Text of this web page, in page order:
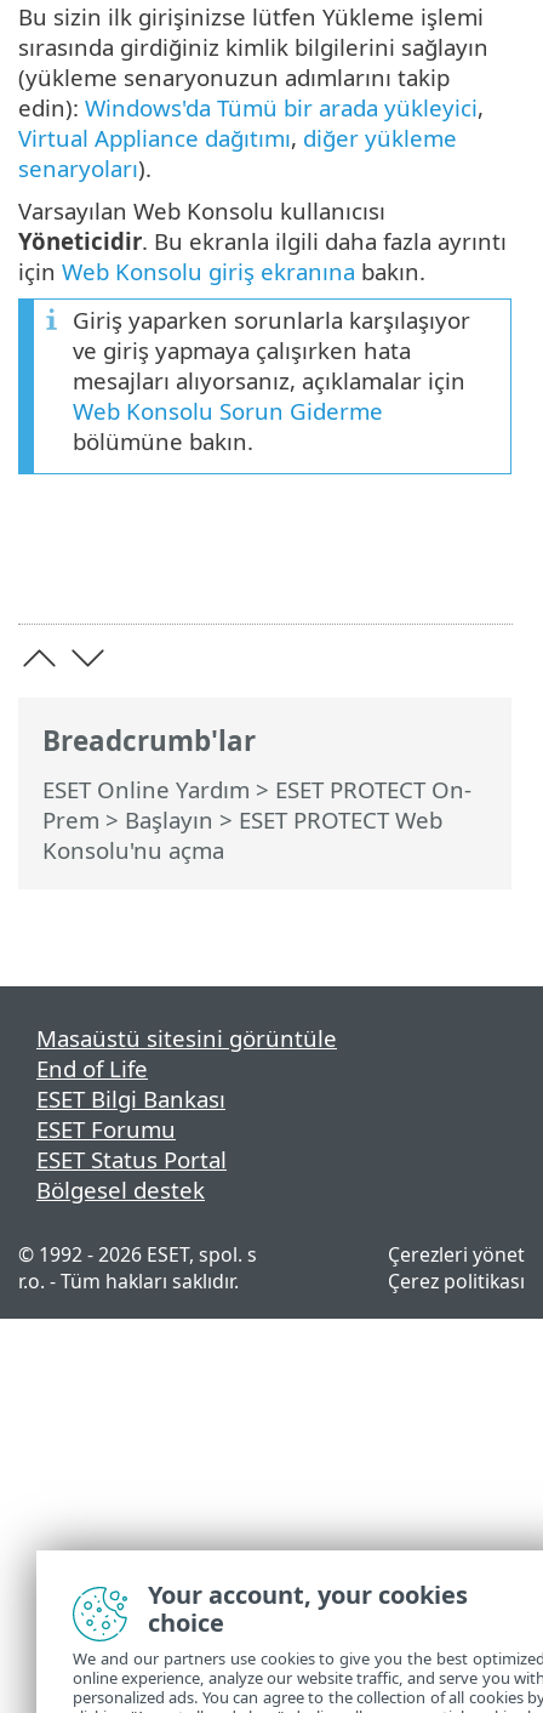
Breadcrumb'lar
ESET Online Yardım > ESET PROTECT On-
Prem > Başlayın > ESET PROTECT Web
Konsolu'nu açma
Bu sizin ilk girişinizse lütfen Yükleme işlemi
sırasında girdiğiniz kimlik bilgilerini sağlayın
(yükleme senaryonuzun adımlarını takip
edin): Windows'da Tümü bir arada yükleyici,
Virtual Appliance dağıtımı, diğer yükleme
senaryoları).
Varsayılan Web Konsolu kullanıcısı
Yöneticidir. Bu ekranla ilgili daha fazla ayrıntı
için Web Konsolu giriş ekranına bakın.
Giriş yaparken sorunlarla karşılaşıyor
ve giriş yapmaya çalışırken hata
mesajları alıyorsanız, açıklamalar için
Web Konsolu Sorun Giderme
bölümüne bakın.
Masaüstü sitesini görüntüle
End of Life
ESET Bilgi Bankası
ESET Forumu
ESET Status Portal
Bölgesel destek
© 1992 - 2026 ESET, spol. s
r.o. - Tüm hakları saklıdır.
Çerezleri yönet
Çerez politikası
Your account, your cookies
choice
We and our partners use cookies to give you the best
online experience, analyze our website traffic, and serve you
personalized ads. You can agree to the collection of all cookies